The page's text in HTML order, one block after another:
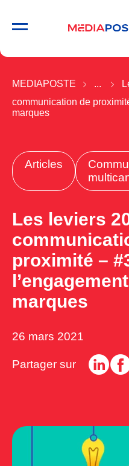
MEDIAPOSTE ...
communication de
marques
Articles
Les leviers
proximité –
marques
26 mars 2021
Partager sur